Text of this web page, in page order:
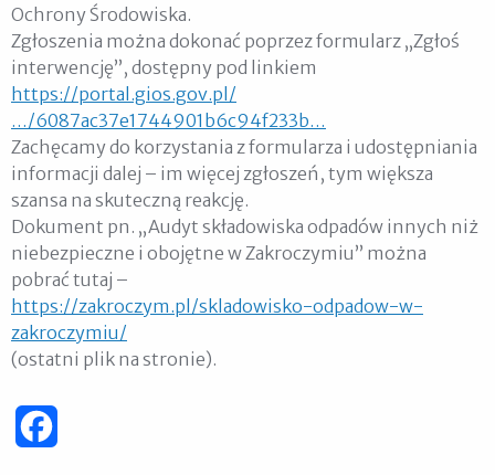
Ochrony Środowiska.
Zgłoszenia można dokonać poprzez formularz „Zgłoś
interwencję”, dostępny pod linkiem
https://portal.gios.gov.pl/
…/6087ac37e1744901b6c94f233b…
Zachęcamy do korzystania z formularza i udostępniania
informacji dalej – im więcej zgłoszeń, tym większa
szansa na skuteczną reakcję.
Dokument pn. „Audyt składowiska odpadów innych niż
niebezpieczne i obojętne w Zakroczymiu” można
pobrać tutaj –
https://zakroczym.pl/skladowisko-odpadow-w-
zakroczymiu/
(ostatni plik na stronie).